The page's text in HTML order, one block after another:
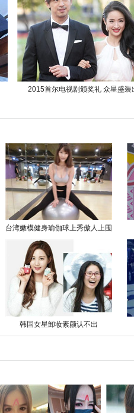
2015首尔电视剧颁奖礼 众星盛装
台湾嫩模健身瑜伽球上秀傲人上围
韩国女星卸妆素颜认不出